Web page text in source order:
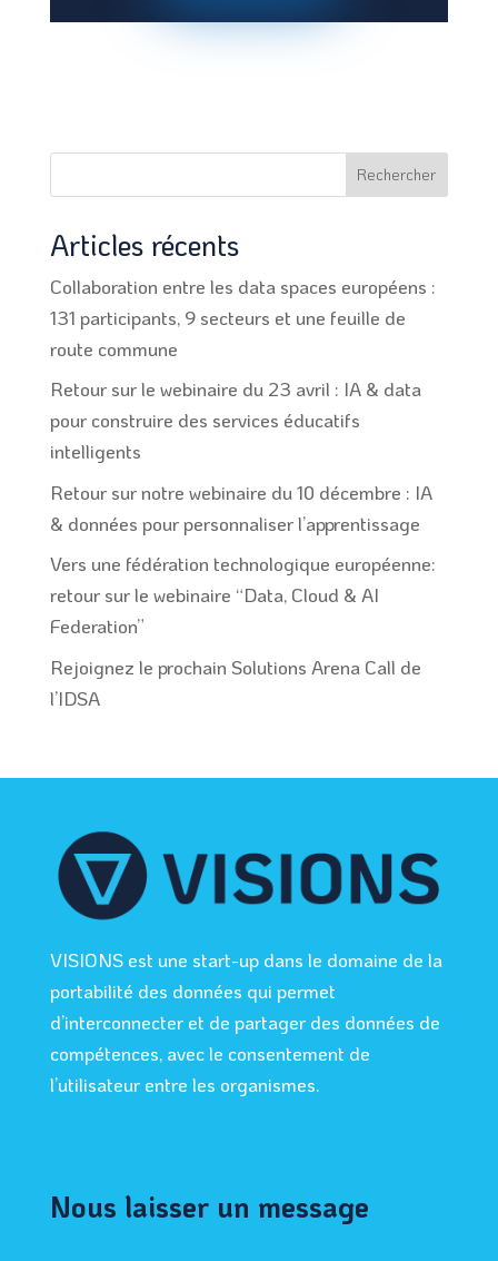
Rechercher
Articles récents
Collaboration entre les data spaces européens :
131 participants, 9 secteurs et une feuille de
route commune
Retour sur le webinaire du 23 avril : IA & data
pour construire des services éducatifs
intelligents
Retour sur notre webinaire du 10 décembre : IA
& données pour personnaliser l’apprentissage
Vers une fédération technologique européenne:
retour sur le webinaire “Data, Cloud & AI
Federation”
Rejoignez le prochain Solutions Arena Call de
l’IDSA
VISIONS est une start-up dans le domaine de la
portabilité des données qui permet
d’interconnecter et de partager des données de
compétences, avec le consentement de
l’utilisateur entre les organismes.
Nous laisser un message